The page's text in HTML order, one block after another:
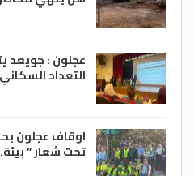
عجلون : جويعد
التعداد السكاني
اوقاف عجلون
تحت شعار ”